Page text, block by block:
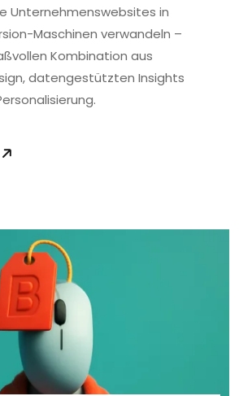
Unternehmenswebsites in
Maschinen verwandeln –
Kombination aus
datengestützten Insights